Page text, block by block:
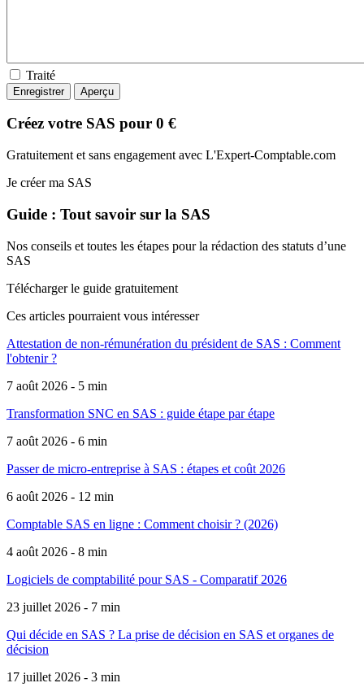
Traité
Créez votre SAS pour 0 €
Gratuitement et sans engagement avec L'Expert-Comptable.com
Je créer ma SAS
Guide : Tout savoir sur la SAS
Nos conseils et toutes les étapes pour la rédaction des statuts d’une
SAS
Télécharger le guide gratuitement
Ces articles pourraient vous intéresser
Attestation de non-rémunération du président de SAS : Comment
l'obtenir ?
7 août 2026 - 5 min
Transformation SNC en SAS : guide étape par étape
7 août 2026 - 6 min
Passer de micro-entreprise à SAS : étapes et coût 2026
6 août 2026 - 12 min
Comptable SAS en ligne : Comment choisir ? (2026)
4 août 2026 - 8 min
Logiciels de comptabilité pour SAS - Comparatif 2026
23 juillet 2026 - 7 min
Qui décide en SAS ? La prise de décision en SAS et organes de
décision
17 juillet 2026 - 3 min